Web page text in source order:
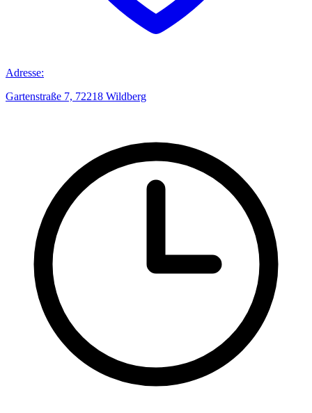
Adresse:
Gartenstraße 7, 72218 Wildberg